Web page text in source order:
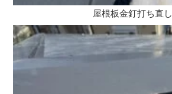
屋根板金釘打ち直し